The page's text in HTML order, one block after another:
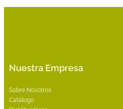
Nuestra Empresa
Sobre Nosotros
Catálogo